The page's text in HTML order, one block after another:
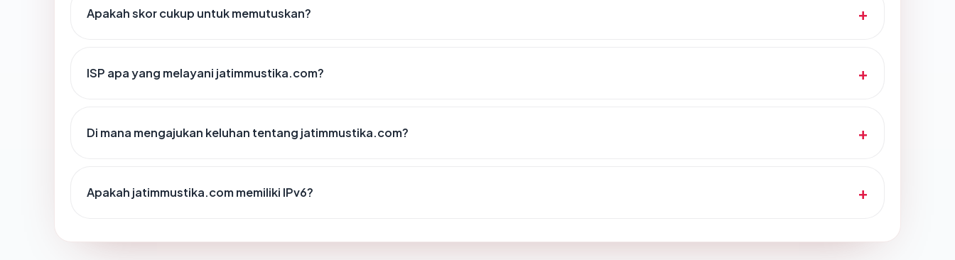
Apakah skor cukup untuk memutuskan?
ISP apa yang melayani jatimmustika.com?
Di mana mengajukan keluhan tentang jatimmustika.com?
Apakah jatimmustika.com memiliki IPv6?